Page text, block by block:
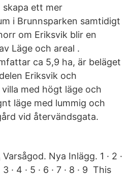
skapa ett mer
i Brunnsparken samtidigt
om Eriksvik blir en
Läge och areal .
ca 5,9 ha, är beläget
Eriksvik och
med högt läge och
läge med lummig och
vid återvändsgata.
Varsågod. Nya Inlägg. 1 · 2 ·
3 · 4 · 5 · 6 · 7 · 8 · 9 This